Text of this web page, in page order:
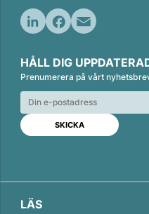
n
k
e
d
n
c
e
b
o
o
k
a
i
l
HÅLL DIG
Prenumerera på vårt
LÄS